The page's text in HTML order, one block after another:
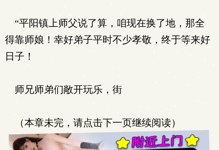
“平阳镇上师父说了算，咱现在换了地，那全
得靠师娘！幸好弟子平时不少孝敬，终于等来好
日子！
师兄师弟们敞开玩乐，街
（本章未完，请点击下一页继续阅读）